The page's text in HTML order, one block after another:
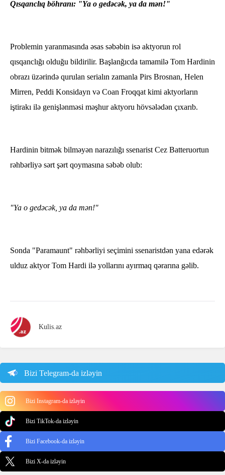
Qısqanclıq böhranı: "Ya o gedəcək, ya da mən!"
Problemin yaranmasında əsas səbəbin isə aktyorun rol
qısqanclığı olduğu bildirilir. Başlanğıcda tamamilə Tom Hardinin
obrazı üzərində qurulan serialın zamanla Pirs Brosnan, Helen
Mirren, Peddi Konsidayn və Coan Froqqat kimi aktyorların
iştirakı ilə genişlənməsi məşhur aktyoru hövsələdən çıxarıb.
Hardinin bitmək bilməyən narazılığı ssenarist Cez Batteruortun
rəhbərliyə sərt şərt qoymasına səbəb olub:
"Ya o gedəcək, ya da mən!"
Sonda "Paramaunt" rəhbərliyi seçimini ssenaristdən yana edərək
ulduz aktyor Tom Hardi ilə yollarını ayırmaq qərarına gəlib.
Kulis.az
Bizi Telegram-da izləyin
Bizi Instagram-da izləyin
Bizi TikTok-da izləyin
Bizi Facebook-da izləyin
Bizi X-da izləyin